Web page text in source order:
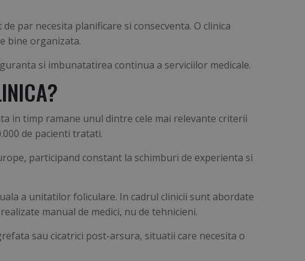
par necesita planificare si consecventa. O clinica
bine organizata.
si imbunatatirea continua a serviciilor medicale.
in timp ramane unul dintre cele mai relevante criterii
de pacienti tratati.
participand constant la schimburi de experienta si
a unitatilor foliculare. In cadrul clinicii sunt abordate
manual de medici, nu de tehnicieni.
sau cicatrici post-arsura, situatii care necesita o